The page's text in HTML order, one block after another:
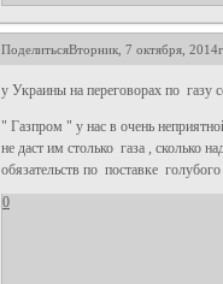
ПоделитьсяВторник, 7 октября,
у Украины на переговорах по газу
" Газпром " у нас в очень
не даст им столько газа ,
обязательств по поставке
0